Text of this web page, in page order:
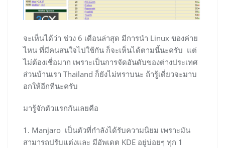
จะเห็นได้ว่า ช่วง 6 เดือนล่าสุด มีการนำ Linux ของค่าย
ไหน ที่มีคนสนใจไปใช้กัน ก็จะเห็นได้ตามนี้นะครับ แต่
ไม่ต้องเชื่อมาก เพราะเป็นการจัดอันดับของต่างประเทศ
ส่วนบ้านเรา Thailand ก็ยังไม่ทราบนะ ถ้ารู้เดี่ยวจะมาบ
อกให้อีกทีนะครับ
มารู้จักตัวแรกกันเลยคือ
1. Manjaro เป็นตัวที่กำลังได้รับความนิยม เพราะมัน
สามารถปรับแต่งและ มีอัพเดต KDE อยู่บ่อยๆ ทุก 1